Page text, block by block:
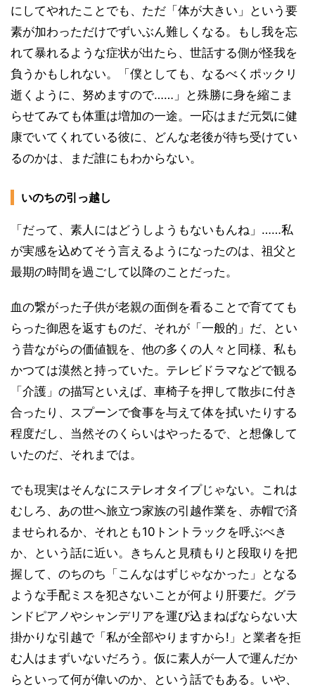
にしてやれたことでも、ただ「体が大きい」という要
素が加わっただけでずいぶん難しくなる。もし我を忘
れて暴れるような症状が出たら、世話する側が怪我を
負うかもしれない。「僕としても、なるべくポックリ
逝くように、努めますので……」と殊勝に身を縮こま
らせてみても体重は増加の一途。一応はまだ元気に健
康でいてくれている彼に、どんな老後が待ち受けてい
るのかは、まだ誰にもわからない。
いのちの引っ越し
「だって、素人にはどうしようもないもんね」……私
が実感を込めてそう言えるようになったのは、祖父と
最期の時間を過ごして以降のことだった。
血の繋がった子供が老親の面倒を看ることで育てても
らった御恩を返すものだ、それが「一般的」だ、とい
う昔ながらの価値観を、他の多くの人々と同様、私も
かつては漠然と持っていた。テレビドラマなどで観る
「介護」の描写といえば、車椅子を押して散歩に付き
合ったり、スプーンで食事を与えて体を拭いたりする
程度だし、当然そのくらいはやったるで、と想像して
いたのだ、それまでは。
でも現実はそんなにステレオタイプじゃない。これは
むしろ、あの世へ旅立つ家族の引越作業を、赤帽で済
ませられるか、それとも10トントラックを呼ぶべき
か、という話に近い。きちんと見積もりと段取りを把
握して、のちのち「こんなはずじゃなかった」となる
ような手配ミスを犯さないことが何より肝要だ。グラ
ンドピアノやシャンデリアを運び込まねばならない大
掛かりな引越で「私が全部やりますから!」と業者を拒
む人はまずいないだろう。仮に素人が一人で運んだか
らといって何が偉いのか、という話でもある。いや、